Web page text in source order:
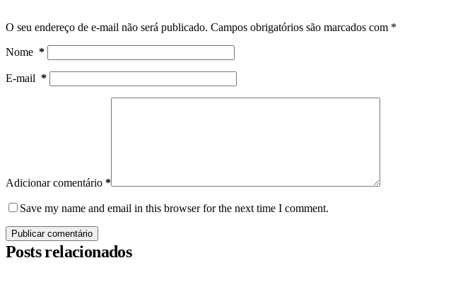
O seu endereço de e-mail não será publicado. Campos obrigatórios são marcados com *
Nome *
E-mail *
Adicionar comentário *
Save my name and email in this browser for the next time I comment.
Publicar comentário
Posts relacionados